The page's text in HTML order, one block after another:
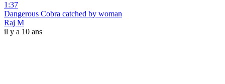
1:37
Dangerous Cobra catched by woman
Raj M
il y a 10 ans